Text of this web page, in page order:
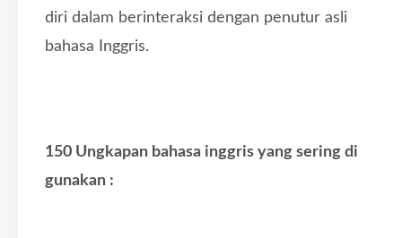
diri dalam berinteraksi dengan penutur asli
bahasa Inggris.
150 Ungkapan bahasa inggris yang sering di
gunakan :